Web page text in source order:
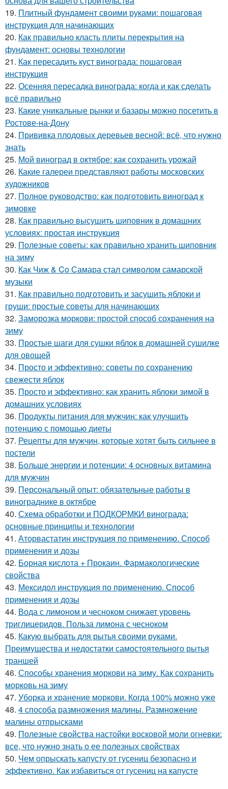
19. Плитный фундамент своими руками: пошаговая
инструкция для начинающих
20. Как правильно класть плиты перекрытия на
фундамент: основы технологии
21. Как пересадить куст винограда: пошаговая
инструкция
22. Осенняя пересадка винограда: когда и как сделать
всё правильно
23. Какие уникальные рынки и базары можно посетить в
Ростове-на-Дону
24. Прививка плодовых деревьев весной: всё, что нужно
знать
25. Мой виноград в октябре: как сохранить урожай
26. Какие галереи представляют работы московских
художников
27. Полное руководство: как подготовить виноград к
зимовке
28. Как правильно высушить шиповник в домашних
условиях: простая инструкция
29. Полезные советы: как правильно хранить шиповник
на зиму
30. Как Чиж & Co Самара стал символом самарской
музыки
31. Как правильно подготовить и засушить яблоки и
груши: простые советы для начинающих
32. Заморозка моркови: простой способ сохранения на
зиму
33. Простые шаги для сушки яблок в домашней сушилке
для овощей
34. Просто и эффективно: советы по сохранению
свежести яблок
35. Просто и эффективно: как хранить яблоки зимой в
домашних условиях
36. Продукты питания для мужчин: как улучшить
потенцию с помощью диеты
37. Рецепты для мужчин, которые хотят быть сильнее в
постели
38. Больше энергии и потенции: 4 основных витамина
для мужчин
39. Персональный опыт: обязательные работы в
винограднике в октябре
40. Схема обработки и ПОДКОРМКИ винограда:
основные принципы и технологии
41. Аторвастатин инструкция по применению. Способ
применения и дозы
42. Борная кислота + Прокаин. Фармакологические
свойства
43. Мексидол инструкция по применению. Способ
применения и дозы
44. Вода с лимоном и чесноком снижает уровень
триглицеридов. Польза лимона с чесноком
45. Какую выбрать для рытья своими руками.
Преимущества и недостатки самостоятельного рытья
траншей
46. Способы хранения моркови на зиму. Как сохранить
морковь на зиму
47. Уборка и хранение моркови. Когда 100% можно уже
48. 4 способа размножения малины. Размножение
малины отпрысками
49. Полезные свойства настойки восковой моли огневки:
все, что нужно знать о ее полезных свойствах
50. Чем опрыскать капусту от гусениц безопасно и
эффективно. Как избавиться от гусениц на капусте